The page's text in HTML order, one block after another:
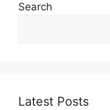
Search
Latest Posts